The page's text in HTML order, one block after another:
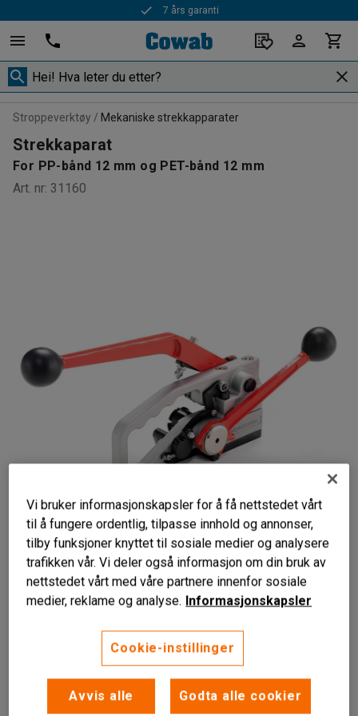
7 års garanti
Rask levering
Stroppeverktøy Mekaniske strekkapparater
Strekkaparat
For PP-bånd 12 mm og PET-bånd 12 mm
Art. nr: 31160
Liknende produkter
Robust konstruksjon
Alt-i-ett løsning
Ergonomisk utforming
Kombinasjonsverktøy som brukes til strekking, forsegling
og kutting av bånd.
Les mer
Passer båndbredde (mm)
Vi bruker informasjonskapsler for å få nettstedet vårt
til å fungere ordentlig, tilpasse innhold og annonser,
tilby funksjoner knyttet til sosiale medier og analysere
trafikken vår. Vi deler også informasjon om din bruk av
nettstedet vårt med våre partnere innenfor sosiale
medier, reklame og analyse. Informasjonskapsler
Cookie-instillinger
Avvis alle Godta alle cookier